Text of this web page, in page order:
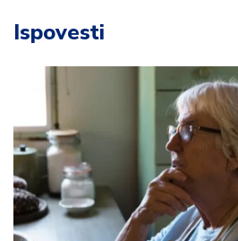
Ispovesti